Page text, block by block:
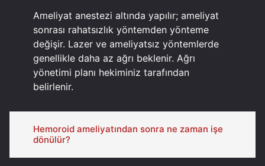
Ameliyat anestezi altında yapılır; ameliyat
sonrası rahatsızlık yöntemden yönteme
değişir. Lazer ve ameliyatsız yöntemlerde
genellikle daha az ağrı beklenir. Ağrı
yönetimi planı hekiminiz tarafından
belirlenir.
Hemoroid ameliyatından sonra ne zaman işe
dönülür?